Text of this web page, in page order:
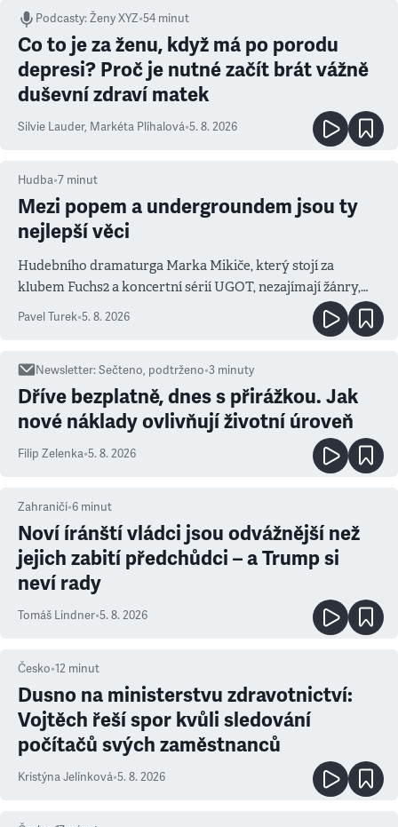
Podcasty:Ženy XYZ•54 minut
Co to je za ženu, když má po porodu
depresi? Proč je nutné začít brát vážně
duševní zdraví matek
Silvie Lauder, Markéta Plíhalová•5. 8. 2026
Hudba•7 minut
Mezi popem a undergroundem jsou ty
nejlepší věci
Hudebního dramaturga Marka Mikiče, který stojí za
klubem Fuchs2 a koncertní sérií UGOT, nezajímají žánry,
ale atmosféra
Pavel Turek•5. 8. 2026
Newsletter:Sečteno, podtrženo•3 minuty
Dříve bezplatně, dnes s přirážkou. Jak
nové náklady ovlivňují životní úroveň
Filip Zelenka•5. 8. 2026
Zahraničí•6 minut
Noví íránští vládci jsou odvážnější než
jejich zabití předchůdci – a Trump si
neví rady
Tomáš Lindner•5. 8. 2026
Česko•12 minut
Dusno na ministerstvu zdravotnictví:
Vojtěch řeší spor kvůli sledování
počítačů svých zaměstnanců
Kristýna Jelínková•5. 8. 2026